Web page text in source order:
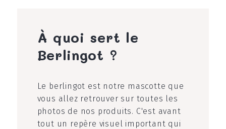
À quoi sert le
Berlingot ?
Le berlingot est notre mascotte que
vous allez retrouver sur toutes les
photos de nos produits. C'est avant
tout un repère visuel important qui